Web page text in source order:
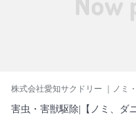
株式会社愛知サクドリー ｜ノミ
害虫・害獣駆除|【ノミ、ダ